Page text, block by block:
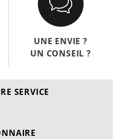
UNE ENVIE ?
UN CONSEIL ?
SERVICE